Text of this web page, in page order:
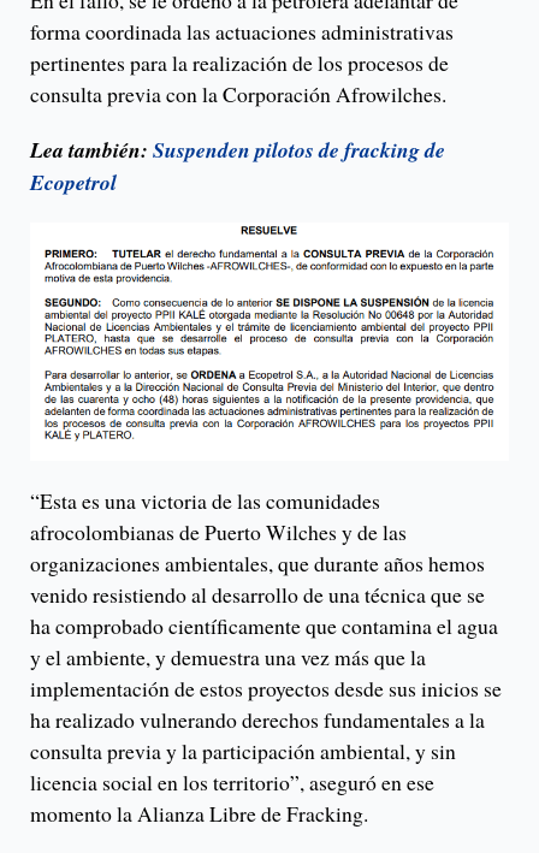
forma coordinada las actuaciones administrativas
pertinentes para la realización de los procesos de
consulta previa con la Corporación Afrowilches.
Lea también: Suspenden pilotos de fracking de
Ecopetrol
“Esta es una victoria de las comunidades
afrocolombianas de Puerto Wilches y de las
organizaciones ambientales, que durante años hemos
venido resistiendo al desarrollo de una técnica que se
ha comprobado científicamente que contamina el agua
y el ambiente, y demuestra una vez más que la
implementación de estos proyectos desde sus inicios se
ha realizado vulnerando derechos fundamentales a la
consulta previa y la participación ambiental, y sin
licencia social en los territorio”, aseguró en ese
momento la Alianza Libre de Fracking.